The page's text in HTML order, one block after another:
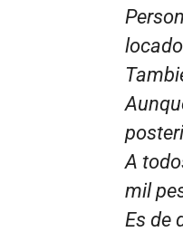
A
mil
Es de